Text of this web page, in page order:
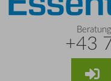
+43